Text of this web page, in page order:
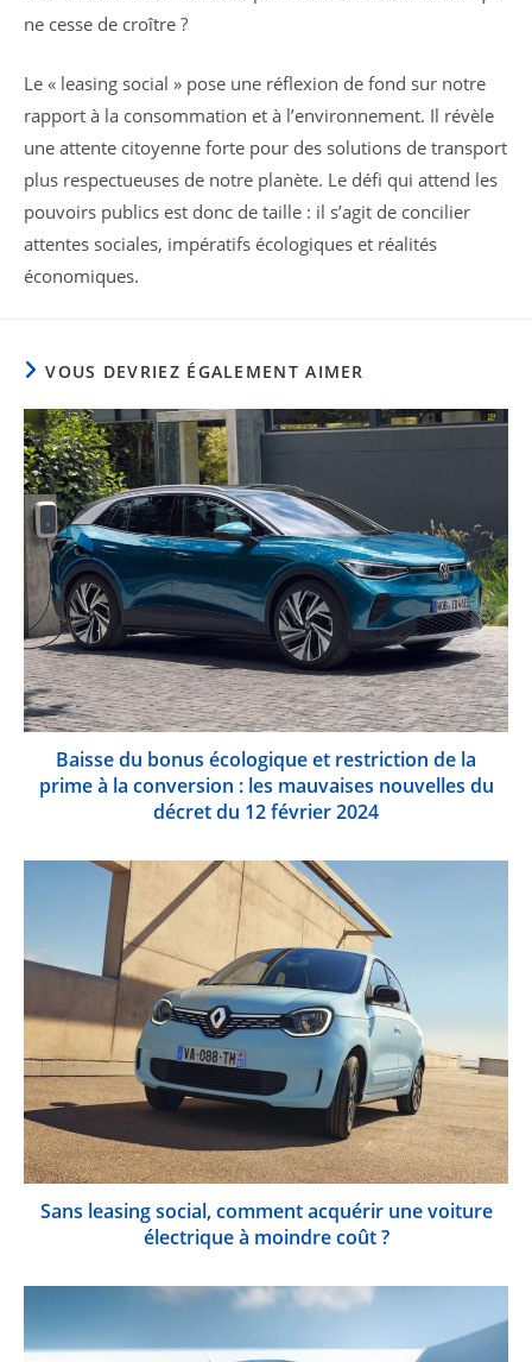
ne cesse de croître ?
Le « leasing social » pose une réflexion de fond sur notre
rapport à la consommation et à l’environnement. Il révèle
une attente citoyenne forte pour des solutions de transport
plus respectueuses de notre planète. Le défi qui attend les
pouvoirs publics est donc de taille : il s’agit de concilier
attentes sociales, impératifs écologiques et réalités
économiques.
VOUS DEVRIEZ ÉGALEMENT AIMER
Baisse du bonus écologique et restriction de la
prime à la conversion : les mauvaises nouvelles du
décret du 12 février 2024
Sans leasing social, comment acquérir une voiture
électrique à moindre coût ?